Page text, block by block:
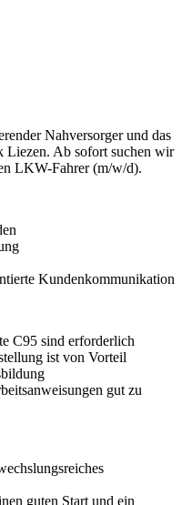
Nahversorger und das
Liezen. Ab sofort suchen wir
LKW-Fahrer (m/w/d).
Kundenkommunikation
C95 sind erforderlich
ist von Vorteil
gut zu
guten Start und ein